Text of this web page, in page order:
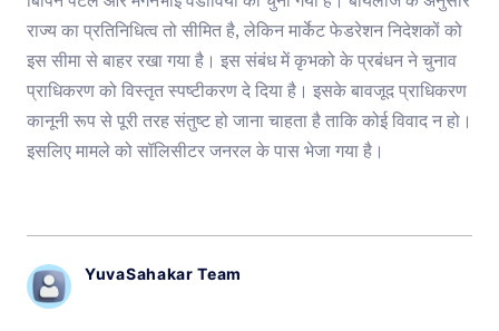
राज्य का प्रतिनिधित्व तो सीमित है, लेकिन मार्केट फेडरेशन निदेशकों को
इस सीमा से बाहर रखा गया है। इस संबंध में कृभको के प्रबंधन ने चुनाव
प्राधिकरण को विस्तृत स्पष्टीकरण दे दिया है। इसके बावजूद प्राधिकरण
कानूनी रूप से पूरी तरह संतुष्ट हो जाना चाहता है ताकि कोई विवाद न हो।
इसलिए मामले को सॉलिसीटर जनरल के पास भेजा गया है।
YuvaSahakar Team